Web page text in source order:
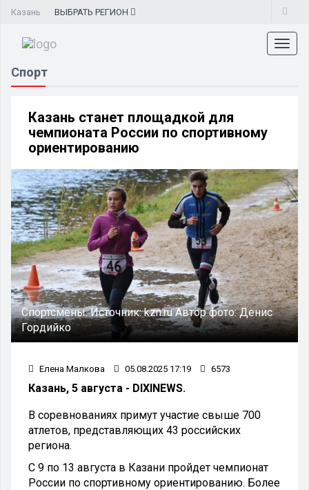
Казань ВЫБРАТЬ РЕГИОН
Спорт
Казань станет площадкой для
чемпионата России по спортивному
ориентированию
Спортсмены.Источник:kzn.ruАвтор фото:Денис
Гордийко
Елена Малкова 05.08.2025 17:19 6573
Казань, 5 августа - DIXINEWS.
В соревнованиях примут участие свыше 700
атлетов, представляющих 43 российских
региона.
С 9 по 13 августа в Казани пройдет чемпионат
России по спортивному ориентированию. Более